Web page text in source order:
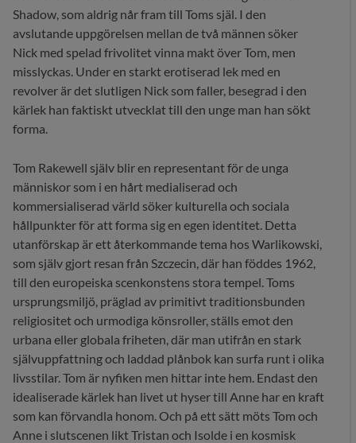
Shadow, som aldrig når fram till Toms själ. I den
avslutande uppgörelsen mellan de två männen söker
Nick med spelad frivolitet vinna makt över Tom, men
misslyckas. Under en starkt erotiserad lek med en
revolver är det slutligen Nick som faller, besegrad i den
kärlek han faktiskt utvecklat till den unge man han sökt
forma.
Tom Rakewell själv blir en representant för de unga
människor som i en hårt medialiserad och
kommersialiserad värld söker kulturella och sociala
hållpunkter för att forma sig en egen identitet. Detta
utanförskap är ett återkommande tema hos Warlikowski,
som själv gjort resan från Szczecin, där han föddes 1962,
till den europeiska scenkonstens stora tempel. Toms
ursprungsmiljö, präglad av primitivt traditionsbunden
religiositet och urmodiga könsroller, ställs emot den
urbana eller globala friheten, där man utifrån en stark
självuppfattning och laddad plånbok kan surfa runt i olika
livsstilar. Tom är nyfiken men hittar inte hem. Endast den
idealiserade kärlek han livet ut hyser till Anne har en kraft
som kan förvandla honom. Och på ett sätt möts Tom och
Anne i slutscenen likt Tristan och Isolde i en kosmisk